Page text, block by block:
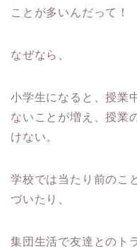
ことが多いんだって！
なぜなら、
小学生になると、授業
ないことが増え、授業
けない。
学校では当たり前のこ
づいたり、
集団生活で友達とのト